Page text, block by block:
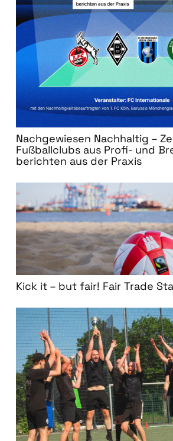
Nachgewiesen Nachhaltig –
Fußballclubs aus Profi- und
berichten aus der Praxis
Kick it – but fair! Fair Trade